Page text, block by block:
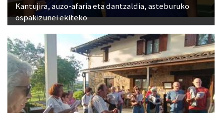
Kantujira, auzo-afaria eta dantzaldia, asteburuko
ospakizunei ekiteko